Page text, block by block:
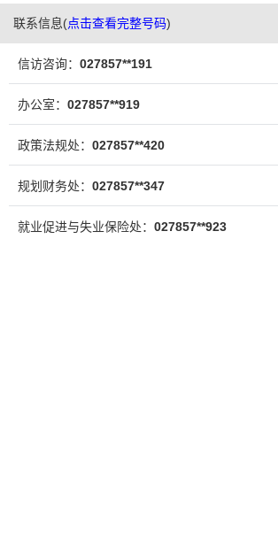
联系信息(点击查看完整号码)
信访咨询： 027857**191
办公室： 027857**919
政策法规处： 027857**420
规划财务处： 027857**347
就业促进与失业保险处： 027857**923